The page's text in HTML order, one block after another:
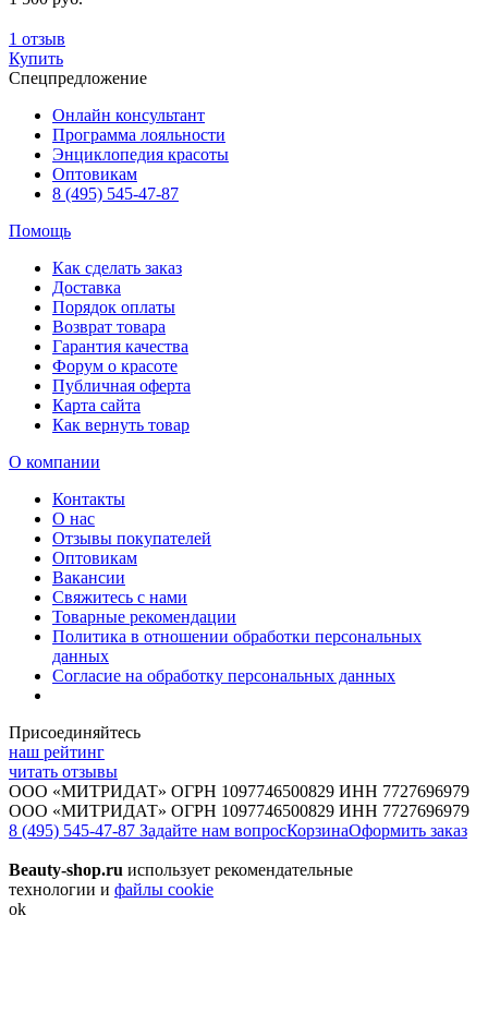
1 отзыв
Купить
Спецпредложение
Онлайн консультант
Программа лояльности
Энциклопедия красоты
Оптовикам
8 (495) 545-47-87
Помощь
Как сделать заказ
Доставка
Порядок оплаты
Возврат товара
Гарантия качества
Форум о красоте
Публичная оферта
Карта сайта
Как вернуть товар
О компании
Контакты
О нас
Отзывы покупателей
Оптовикам
Вакансии
Свяжитесь с нами
Товарные рекомендации
Политика в отношении обработки персональных
данных
Согласие на обработку персональных данных
Присоединяйтесь
наш рейтинг
читать отзывы
ООО «МИТРИДАТ» ОГРН 1097746500829 ИНН 7727696979
ООО «МИТРИДАТ» ОГРН 1097746500829 ИНН 7727696979
8 (495) 545-47-87 Задайте нам вопросКорзинаОформить заказ
Beauty-shop.ru использует рекомендательные
технологии и файлы cookie
ok